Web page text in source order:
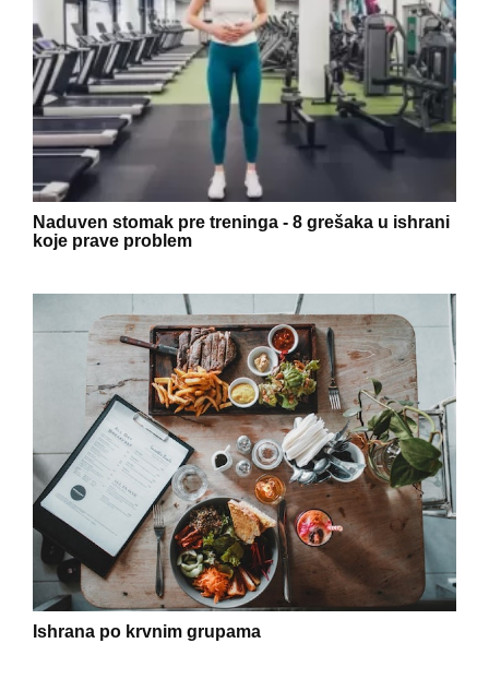
Naduven stomak pre treninga - 8 grešaka u ishrani
koje prave problem
Ishrana po krvnim grupama